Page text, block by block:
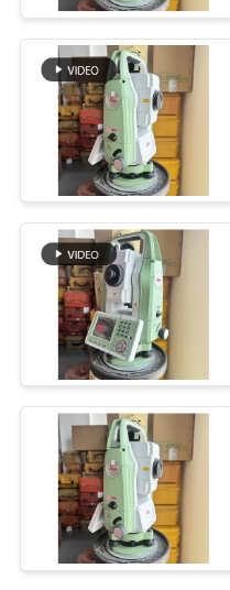
Digitaal